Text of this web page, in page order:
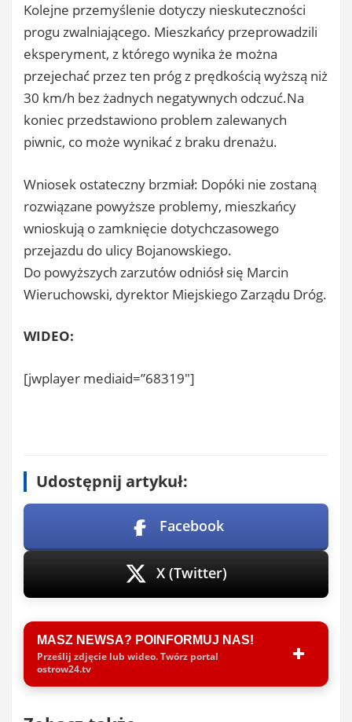
Kolejne przemyślenie dotyczy nieskuteczności
progu zwalniającego. Mieszkańcy przeprowadzili
eksperyment, z którego wynika że można
przejechać przez ten próg z prędkością wyższą niż
30 km/h bez żadnych negatywnych odczuć.Na
koniec przedstawiono problem zalewanych
piwnic, co może wynikać z braku drenażu.
Wniosek ostateczny brzmiał: Dopóki nie zostaną
rozwiązane powyższe problemy, mieszkańcy
wnioskują o zamknięcie dotychczasowego
przejazdu do ulicy Bojanowskiego.
Do powyższych zarzutów odniósł się Marcin
Wieruchowski, dyrektor Miejskiego Zarządu Dróg.
WIDEO:
[jwplayer mediaid=”68319″]
Udostępnij artykuł:
Facebook
X (Twitter)
MASZ NEWSA? POINFORMUJ NAS!
Prześlij zdjęcie lub wideo. Twórz portal
ostrow24.tv